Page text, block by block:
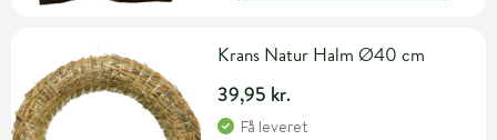
Krans Natur Halm Ø40 cm
39,95 kr.
Få leveret